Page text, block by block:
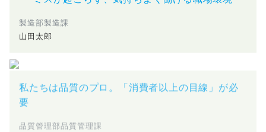
製造部製造課
山田太郎
私たちは品質のプロ。「消費者以上の目線」が必
要
品質管理部品質管理課